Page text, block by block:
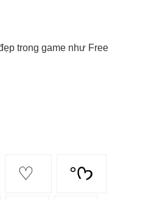
trong game như Free
♡ °ᡣ𐭩